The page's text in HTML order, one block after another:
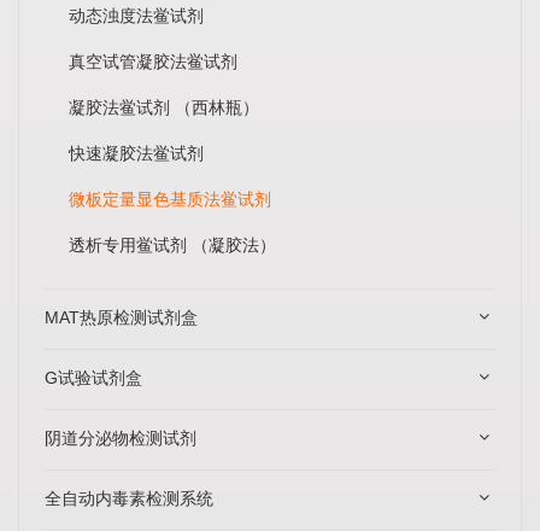
动态浊度法鲎试剂
真空试管凝胶法鲎试剂
凝胶法鲎试剂 （西林瓶）
快速凝胶法鲎试剂
微板定量显色基质法鲎试剂
透析专用鲎试剂 （凝胶法）
MAT热原检测试剂盒
G试验试剂盒
阴道分泌物检测试剂
全自动内毒素检测系统